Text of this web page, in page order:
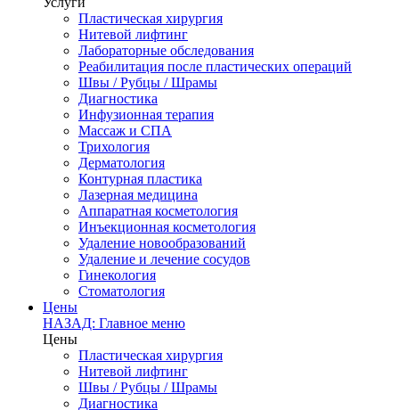
Пластическая хирургия
Нитевой лифтинг
Лабораторные обследования
Реабилитация после пластических операций
Швы / Рубцы / Шрамы
Диагностика
Инфузионная терапия
Массаж и СПА
Трихология
Дерматология
Контурная пластика
Лазерная медицина
Аппаратная косметология
Инъекционная косметология
Удаление новообразований
Удаление и лечение сосудов
Гинекология
Стоматология
Цены
НАЗАД: Главное меню
Цены
Пластическая хирургия
Нитевой лифтинг
Швы / Рубцы / Шрамы
Диагностика